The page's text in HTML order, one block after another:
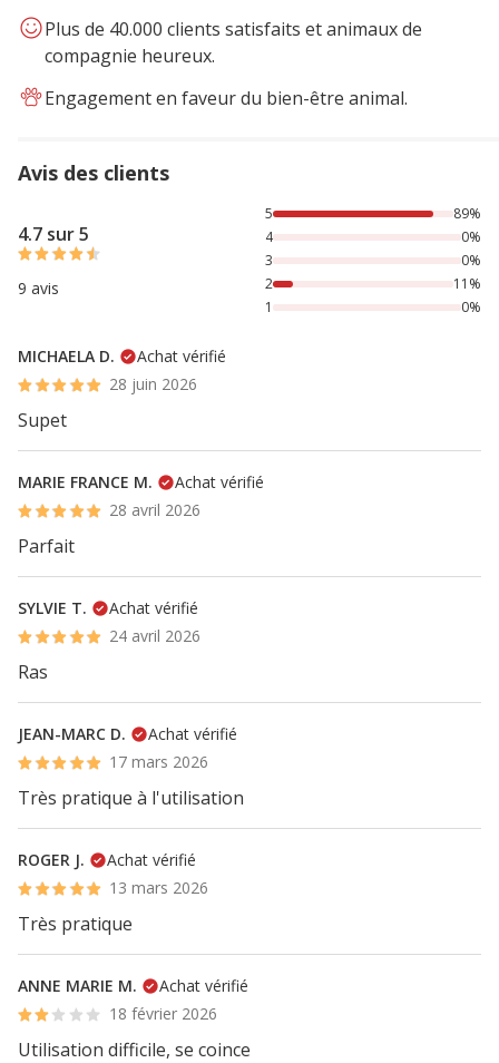
Plus de 40.000 clients satisfaits et animaux de
compagnie heureux.
Engagement en faveur du bien-être animal.
Avis des clients
4.7 sur 5
9 avis
89% des personnes lont noté avec {1} étoiles, 11% des
5
89%
4
0%
3
0%
2
11%
1
0%
MICHAELA D.
Achat vérifié
28 juin 2026
Supet
MARIE FRANCE M.
Achat vérifié
28 avril 2026
Parfait
SYLVIE T.
Achat vérifié
24 avril 2026
Ras
JEAN-MARC D.
Achat vérifié
17 mars 2026
Très pratique à l'utilisation
ROGER J.
Achat vérifié
13 mars 2026
Très pratique
ANNE MARIE M.
Achat vérifié
18 février 2026
Utilisation difficile, se coince